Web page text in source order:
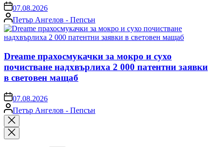
on07.08.2026
Posted
by
Петър Ангелов - Пепсън
Dreame прахосмукачки за мокро и сухо
почистване надхвърлиха 2 000 патентни заявки
в световен мащаб
on07.08.2026
Posted
by
Петър Ангелов - Пепсън
Close
search